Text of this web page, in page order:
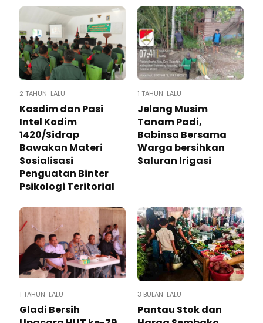
2 TAHUN LALU
Kasdim dan Pasi
Intel Kodim
1420/Sidrap
Bawakan Materi
Sosialisasi
Penguatan Binter
Psikologi Teritorial
1 TAHUN LALU
Jelang Musim
Tanam Padi,
Babinsa Bersama
Warga bersihkan
Saluran Irigasi
1 TAHUN LALU
Gladi Bersih
3 BULAN LALU
Pantau Stok dan